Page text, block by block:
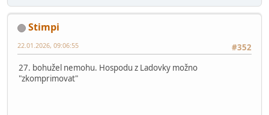
#351
22.01.2026, 08:34:46
Citace od: peki kdy 22.01.2026, 08:19:39
CO ta ladovska ? Moho povést komprimaci modůlů kde
jsou domečky? Bylo by to jednodušší na přepravu
Peklo určitě možné komprimovat.